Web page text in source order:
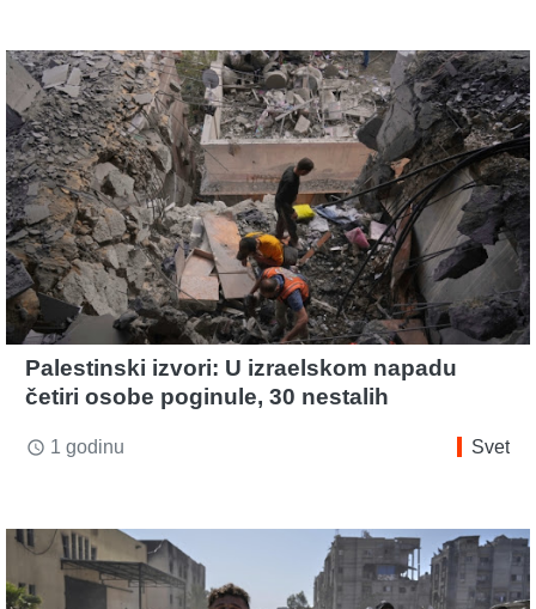
Palestinski izvori: U izraelskom napadu
četiri osobe poginule, 30 nestalih
access_time 1 godinu Svet